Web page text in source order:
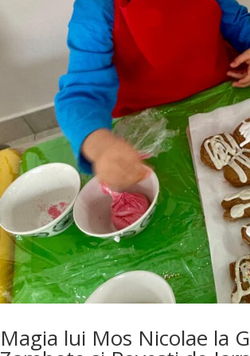
Magia lui Mos Nicolae la